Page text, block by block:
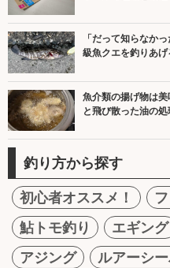
「だって知らなか
級魚クエを釣りあげ
魚介類の揚げ物は
と飛び散った油の処
釣り方から探す
初心者オススメ！
鮎トモ釣り
エギング
アジング
ルアーシ